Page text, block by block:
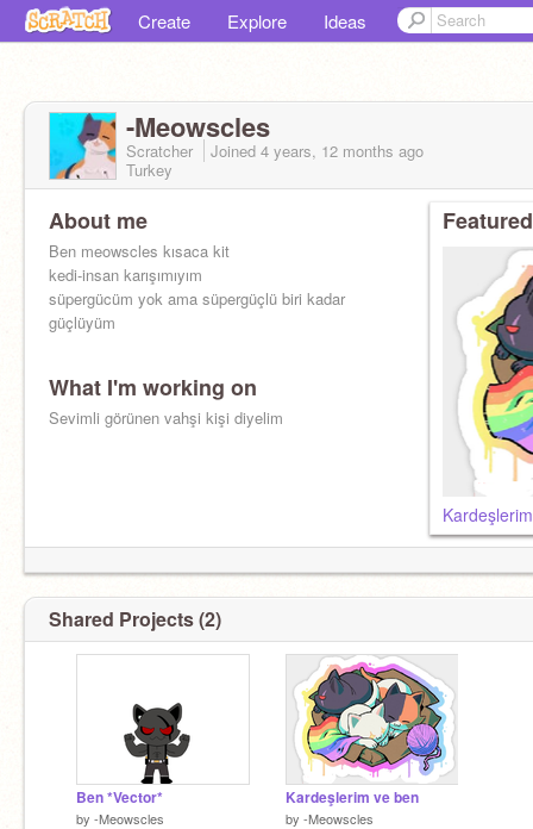
Create Explore Ideas
-Meowscles
Scratcher Joined 4 years, 12 months ago
Turkey
About me
Ben meowscles kısaca kit
kedi-insan karışımıyım
süpergücüm yok ama süpergüçlü biri kadar
güçlüyüm
What I'm working on
Sevimli görünen vahşi kişi diyelim
Shared Projects (2)
Ben *Vector*
by -Meowscles
Kardeşlerim ve ben
by -Meowscles